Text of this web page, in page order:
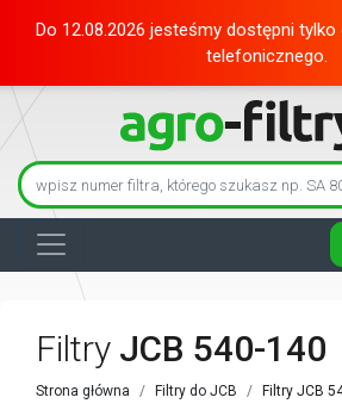
Do 12.08.2026 jesteśmy dostępni
telefonicznego.
Filtry JCB 540-140
Strona główna Filtry do JCB Filtry JCB